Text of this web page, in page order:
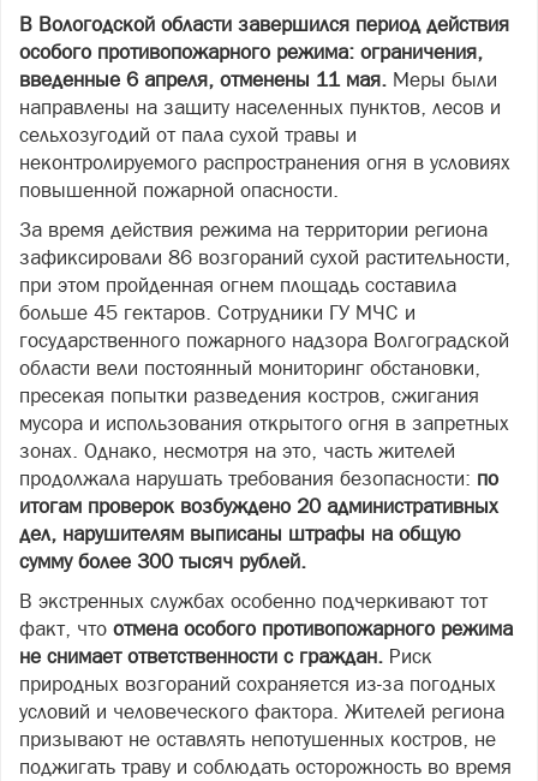
В Вологодской области завершился период действия
особого противопожарного режима: ограничения,
введенные 6 апреля, отменены 11 мая. Меры были
направлены на защиту населенных пунктов, лесов и
сельхозугодий от пала сухой травы и
неконтролируемого распространения огня в условиях
повышенной пожарной опасности.
За время действия режима на территории региона
зафиксировали 86 возгораний сухой растительности,
при этом пройденная огнем площадь составила
больше 45 гектаров. Сотрудники ГУ МЧС и
государственного пожарного надзора Волгоградской
области вели постоянный мониторинг обстановки,
пресекая попытки разведения костров, сжигания
мусора и использования открытого огня в запретных
зонах. Однако, несмотря на это, часть жителей
продолжала нарушать требования безопасности: по
итогам проверок возбуждено 20 административных
дел, нарушителям выписаны штрафы на общую
сумму более 300 тысяч рублей.
В экстренных службах особенно подчеркивают тот
факт, что отмена особого противопожарного режима
не снимает ответственности с граждан. Риск
природных возгораний сохраняется из-за погодных
условий и человеческого фактора. Жителей региона
призывают не оставлять непотушенных костров, не
поджигать траву и соблюдать осторожность во время